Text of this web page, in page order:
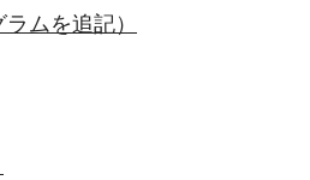
ムを追記）